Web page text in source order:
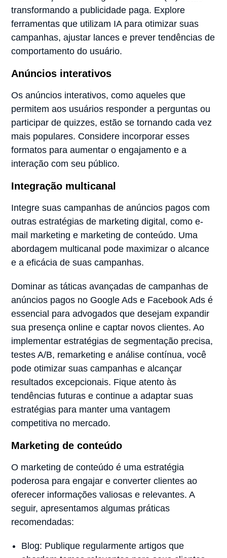
transformando a publicidade paga. Explore
ferramentas que utilizam IA para otimizar suas
campanhas, ajustar lances e prever tendências de
comportamento do usuário.
Anúncios interativos
Os anúncios interativos, como aqueles que
permitem aos usuários responder a perguntas ou
participar de quizzes, estão se tornando cada vez
mais populares. Considere incorporar esses
formatos para aumentar o engajamento e a
interação com seu público.
Integração multicanal
Integre suas campanhas de anúncios pagos com
outras estratégias de marketing digital, como e-
mail marketing e marketing de conteúdo. Uma
abordagem multicanal pode maximizar o alcance
e a eficácia de suas campanhas.
Dominar as táticas avançadas de campanhas de
anúncios pagos no Google Ads e Facebook Ads é
essencial para advogados que desejam expandir
sua presença online e captar novos clientes. Ao
implementar estratégias de segmentação precisa,
testes A/B, remarketing e análise contínua, você
pode otimizar suas campanhas e alcançar
resultados excepcionais. Fique atento às
tendências futuras e continue a adaptar suas
estratégias para manter uma vantagem
competitiva no mercado.
Marketing de conteúdo
O marketing de conteúdo é uma estratégia
poderosa para engajar e converter clientes ao
oferecer informações valiosas e relevantes. A
seguir, apresentamos algumas práticas
recomendadas:
Blog: Publique regularmente artigos que